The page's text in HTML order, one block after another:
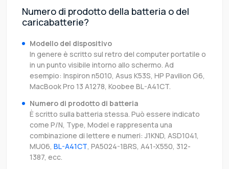
Numero di prodotto della batteria o del
caricabatterie?
Modello del dispositivo
In genere è scritto sul retro del computer portatile o
in un punto visibile intorno allo schermo. Ad
esempio: Inspiron n5010, Asus K53S, HP Pavilion G6,
MacBook Pro 13 A1278, Koobee BL-A41CT.
Numero di prodotto di batteria
È scritto sulla batteria stessa. Può essere indicato
come P/N, Type, Model e rappresenta una
combinazione di lettere e numeri: J1KND, ASD1041,
MU06, BL-A41CT, PA5024-1BRS, A41-X550, 312-
1387, ecc.